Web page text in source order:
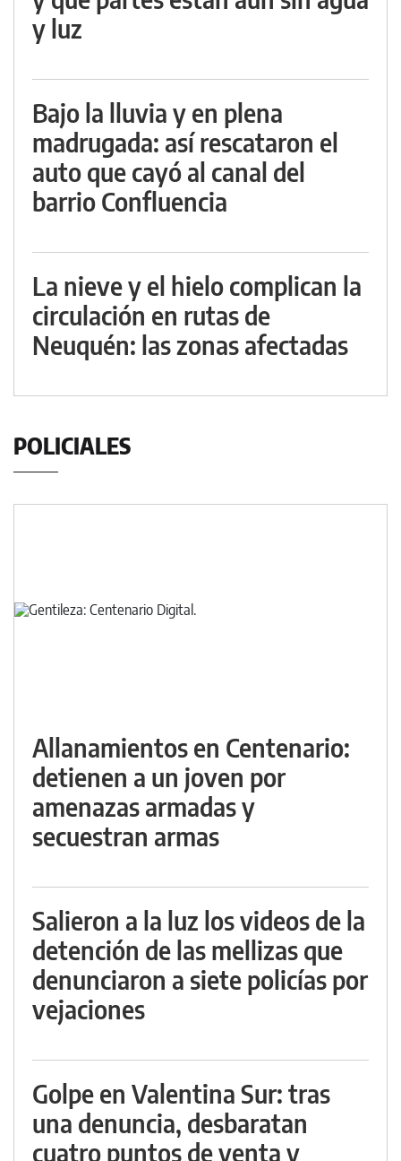
y luz
Bajo la lluvia y en plena
madrugada: así rescataron el
auto que cayó al canal del
barrio Confluencia
La nieve y el hielo complican la
circulación en rutas de
Neuquén: las zonas afectadas
POLICIALES
Allanamientos en Centenario:
detienen a un joven por
amenazas armadas y
secuestran armas
Salieron a la luz los videos de la
detención de las mellizas que
denunciaron a siete policías por
vejaciones
Golpe en Valentina Sur: tras
una denuncia, desbaratan
cuatro puntos de venta y